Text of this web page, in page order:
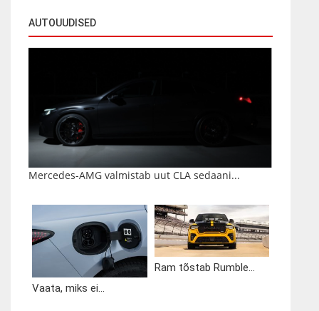
AUTOUUDISED
Mercedes-AMG valmistab uut CLA sedaani...
Vaata, miks ei...
Ram tõstab Rumble...